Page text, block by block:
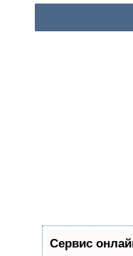
Сервис